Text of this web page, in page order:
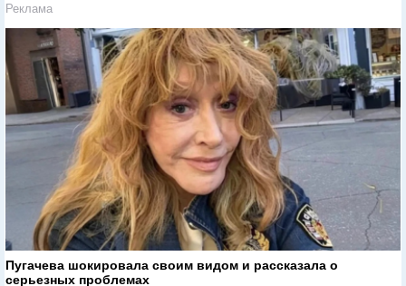
Реклама
Пугачева шокировала своим видом и рассказала о
серьезных проблемах